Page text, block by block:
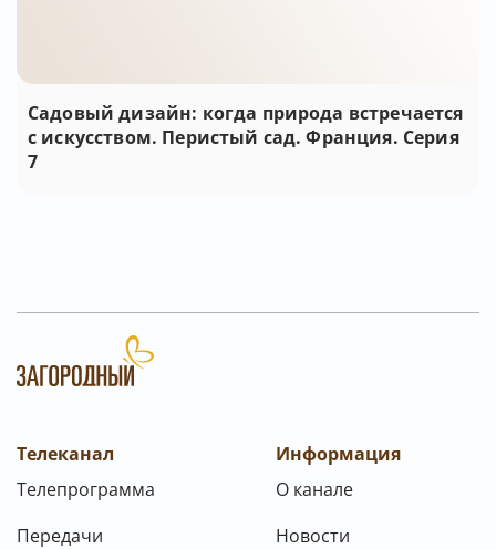
Садовый дизайн: когда природа встречается
с искусством. Перистый сад. Франция. Серия
7
Телеканал
Телепрограмма
Передачи
Информация
О канале
Новости